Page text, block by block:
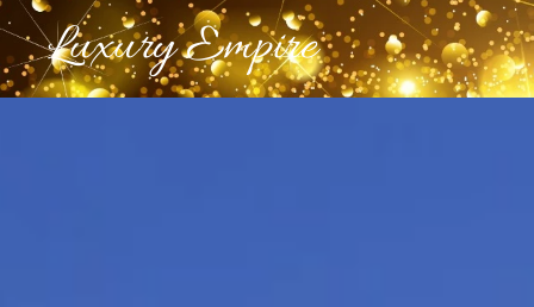
Luxury Empire